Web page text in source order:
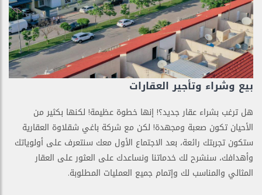
بيع وشراء وتأجير العقارات
هل ترغب بشراء عقار جديد؟! إنها خطوة عظيمة! لكنها بكثير من
الأحيان تكون صعبة ومجهدة! لكن مع شركة باغي شقلاوة العقارية
ستكون تجربتك رائعة، بعد الاجتماع الأول معك سنتعرف على أولوياتك
وأهدافك، سنشرح لك خدماتنا ونساعدك على العثور على العقار
المثالي والمناسب لك وإتمام جميع العمليات المطلوبة.